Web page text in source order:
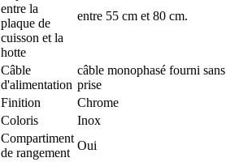
entre la
plaque de
cuisson et la
hotte
entre 55 cm et 80 cm.
Câble
d'alimentation
câble monophasé fourni sans
prise
Finition
Chrome
Coloris
Inox
Compartiment
de rangement
Oui